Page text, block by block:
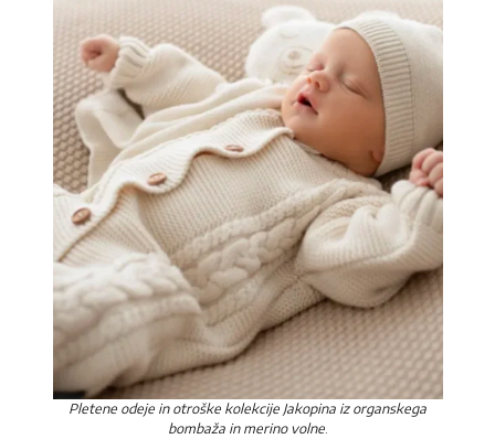
Pletene odeje in otroške kolekcije Jakopina iz organskega
bombaža in merino volne.